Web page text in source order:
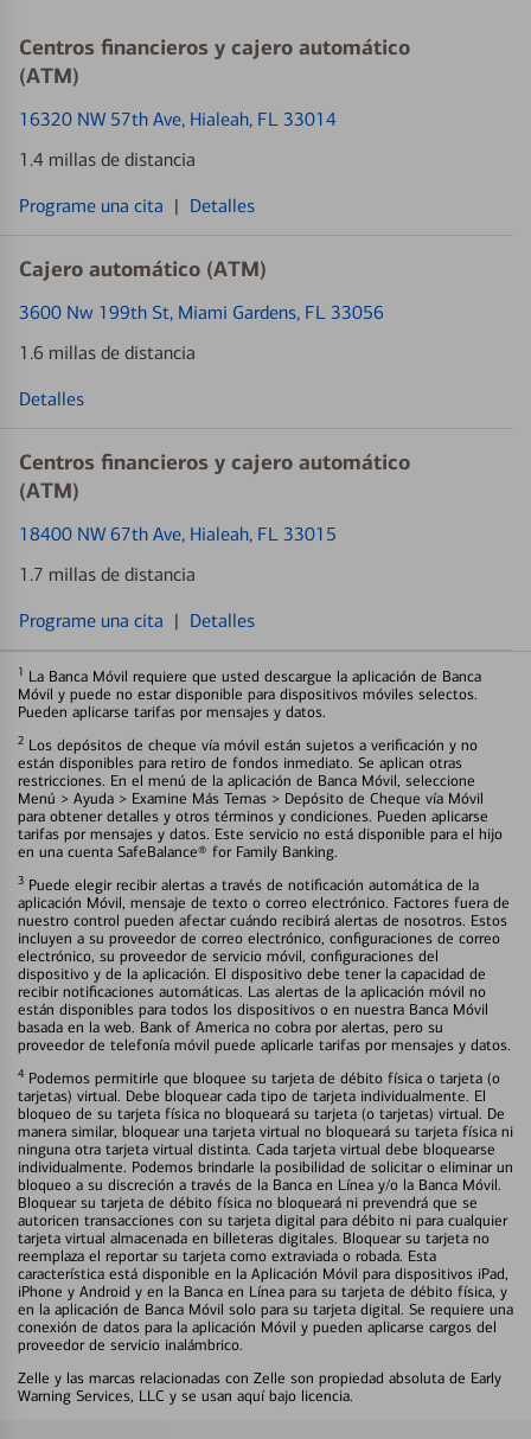
Centros financieros y cajero automático
(ATM)
16320 NW 57th Ave, Hialeah, FL 33014
1.4 millas de distancia
Programe una cita | Detalles
Cajero automático (ATM)
3600 Nw 199th St, Miami Gardens, FL 33056
1.6 millas de distancia
Detalles
Centros financieros y cajero automático
(ATM)
18400 NW 67th Ave, Hialeah, FL 33015
1.7 millas de distancia
Programe una cita | Detalles
1 La Banca Móvil requiere que usted descargue la aplicación de Banca
Móvil y puede no estar disponible para dispositivos móviles selectos.
Pueden aplicarse tarifas por mensajes y datos.
2 Los depósitos de cheque vía móvil están sujetos a verificación y no
están disponibles para retiro de fondos inmediato. Se aplican otras
restricciones. En el menú de la aplicación de Banca Móvil, seleccione
Menú > Ayuda > Examine Más Temas > Depósito de Cheque vía Móvil
para obtener detalles y otros términos y condiciones. Pueden aplicarse
tarifas por mensajes y datos. Este servicio no está disponible para el hijo
en una cuenta SafeBalance® for Family Banking.
3 Puede elegir recibir alertas a través de notificación automática de la
aplicación Móvil, mensaje de texto o correo electrónico. Factores fuera de
nuestro control pueden afectar cuándo recibirá alertas de nosotros. Estos
incluyen a su proveedor de correo electrónico, configuraciones de correo
electrónico, su proveedor de servicio móvil, configuraciones del
dispositivo y de la aplicación. El dispositivo debe tener la capacidad de
recibir notificaciones automáticas. Las alertas de la aplicación móvil no
están disponibles para todos los dispositivos o en nuestra Banca Móvil
basada en la web. Bank of America no cobra por alertas, pero su
proveedor de telefonía móvil puede aplicarle tarifas por mensajes y datos.
4 Podemos permitirle que bloquee su tarjeta de débito física o tarjeta (o
tarjetas) virtual. Debe bloquear cada tipo de tarjeta individualmente. El
bloqueo de su tarjeta física no bloqueará su tarjeta (o tarjetas) virtual. De
manera similar, bloquear una tarjeta virtual no bloqueará su tarjeta física ni
ninguna otra tarjeta virtual distinta. Cada tarjeta virtual debe bloquearse
individualmente. Podemos brindarle la posibilidad de solicitar o eliminar un
bloqueo a su discreción a través de la Banca en Línea y/o la Banca Móvil.
Bloquear su tarjeta de débito física no bloqueará ni prevendrá que se
autoricen transacciones con su tarjeta digital para débito ni para cualquier
tarjeta virtual almacenada en billeteras digitales. Bloquear su tarjeta no
reemplaza el reportar su tarjeta como extraviada o robada. Esta
característica está disponible en la Aplicación Móvil para dispositivos iPad,
iPhone y Android y en la Banca en Línea para su tarjeta de débito física, y
en la aplicación de Banca Móvil solo para su tarjeta digital. Se requiere una
conexión de datos para la aplicación Móvil y pueden aplicarse cargos del
proveedor de servicio inalámbrico.
Zelle y las marcas relacionadas con Zelle son propiedad absoluta de Early
Warning Services, LLC y se usan aquí bajo licencia.